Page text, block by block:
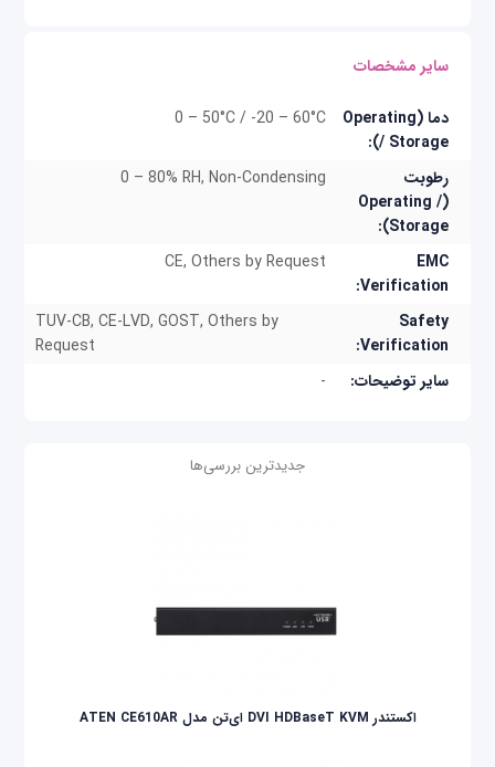
سایر مشخصات
دما (Operating
/ Storage):
0 – 50°C / -20 – 60°C
رطوبت
(Operating /
Storage):
0 – 80% RH, Non-Condensing
EMC
Verification:
CE, Others by Request
Safety
Verification:
TUV-CB, CE-LVD, GOST, Others by
Request
سایر توضیحات:
-
جدیدترین بررسی‌ها
اکستندر DVI HDBaseT KVM ای‌تن مدل ATEN CE610AR